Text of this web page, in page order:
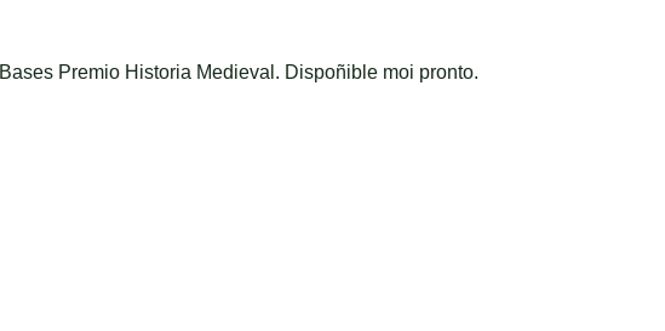
Bases Premio Historia Medieval. Dispoñible moi pronto.